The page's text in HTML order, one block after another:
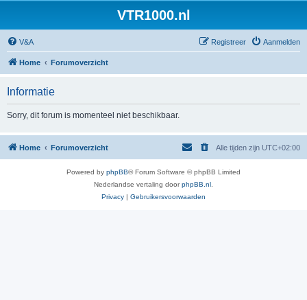
VTR1000.nl
V&A Aanmelden
Registreer
Home Forumoverzicht
Informatie
Sorry, dit forum is momenteel niet beschikbaar.
Home Forumoverzicht Alle tijden zijn UTC+02:00
Powered by phpBB® Forum Software © phpBB Limited
Nederlandse vertaling doorphpBB.nl
Privacy | Gebruikersvoorwaarden